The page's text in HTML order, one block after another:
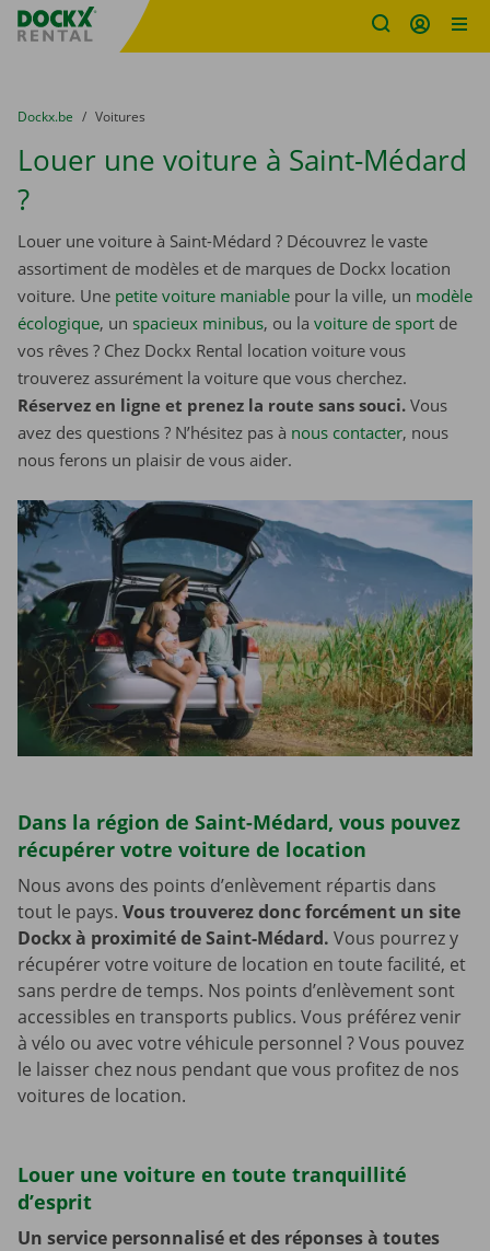
sitename
You are here:
du
Dockx.be to
Voitures
Louer une voiture à Saint-Médard
?
Louer une voiture à Saint-Médard ? Découvrez le vaste
assortiment de modèles et de marques de Dockx location
voiture. Une petite voiture maniable pour la ville, un modèle
écologique, un spacieux minibus, ou la voiture de sport de
vos rêves ? Chez Dockx Rental location voiture vous
trouverez assurément la voiture que vous cherchez.
Réservez en ligne et prenez la route sans souci. Vous
avez des questions ? N’hésitez pas à nous contacter, nous
nous ferons un plaisir de vous aider.
Dans la région de Saint-Médard, vous pouvez
récupérer votre voiture de location
Nous avons des points d’enlèvement répartis dans
tout le pays. Vous trouverez donc forcément un site
Dockx à proximité de Saint-Médard. Vous pourrez y
récupérer votre voiture de location en toute facilité, et
sans perdre de temps. Nos points d’enlèvement sont
accessibles en transports publics. Vous préférez venir
à vélo ou avec votre véhicule personnel ? Vous pouvez
le laisser chez nous pendant que vous profitez de nos
voitures de location.
Louer une voiture en toute tranquillité
d’esprit
Un service personnalisé et des réponses à toutes